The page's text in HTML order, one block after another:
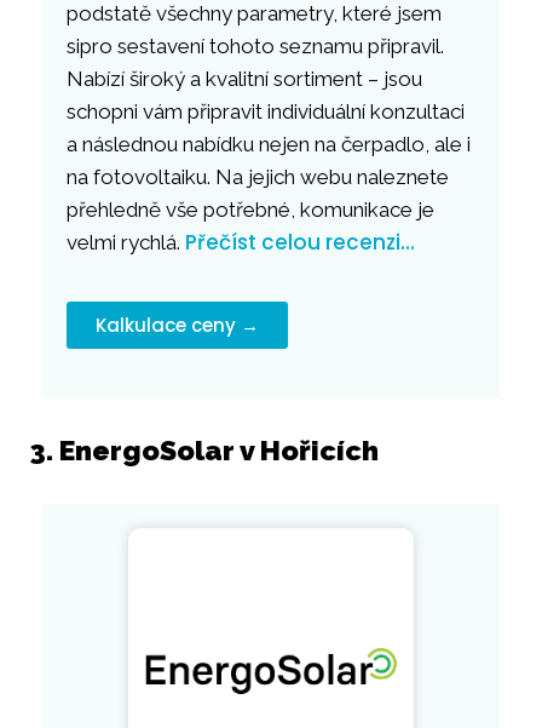
podstatě všechny parametry, které jsem
sipro sestavení tohoto seznamu připravil.
Nabízí široký a kvalitní sortiment – jsou
schopni vám připravit individuální konzultaci
a následnou nabídku nejen na čerpadlo, ale i
na fotovoltaiku. Na jejich webu naleznete
přehledně vše potřebné, komunikace je
velmi rychlá. Přečíst celou recenzi…
Kalkulace ceny →
3. EnergoSolar v Hořicích